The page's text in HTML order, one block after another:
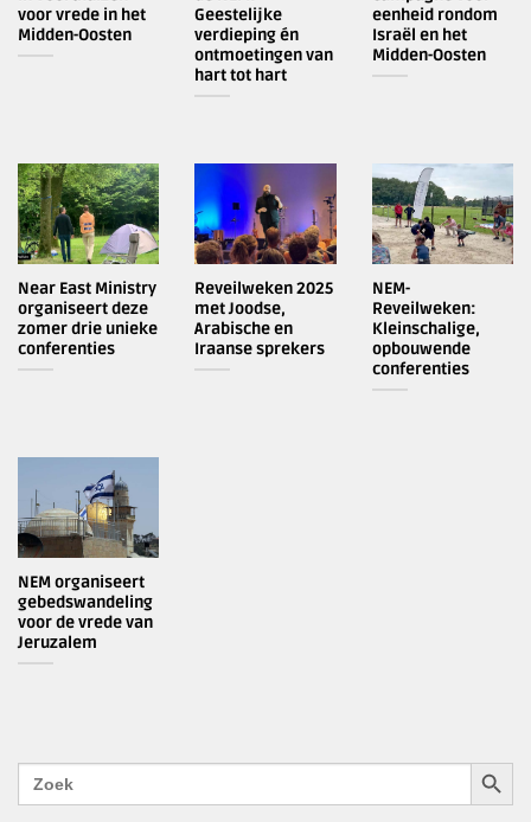
voor vrede in het
Midden-Oosten
Geestelijke
verdieping én
ontmoetingen van
hart tot hart
eenheid rondom
Israël en het
Midden-Oosten
Near East Ministry
organiseert deze
zomer drie unieke
conferenties
Reveilweken 2025
met Joodse,
Arabische en
Iraanse sprekers
NEM-
Reveilweken:
Kleinschalige,
opbouwende
conferenties
NEM organiseert
gebedswandeling
voor de vrede van
Jeruzalem
Zoek
naar: